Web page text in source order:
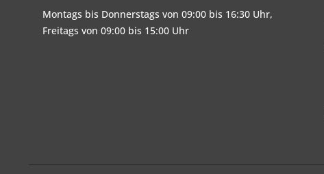
Montags bis Donnerstags von 09:00 bis 16:30 Uhr,
Freitags von 09:00 bis 15:00 Uhr